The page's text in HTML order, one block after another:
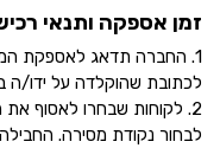
זמן אספקה ותנאי
לכתובת שהוקלדה על ידו/ה
2. לקוחות שבחרו לאסוף
לבחור נקודת מסירה.